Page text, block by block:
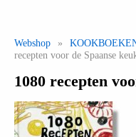
Webshop »
recepten voor de Spaanse
1080 recepten